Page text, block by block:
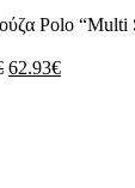
Polo “Multi
62.93€